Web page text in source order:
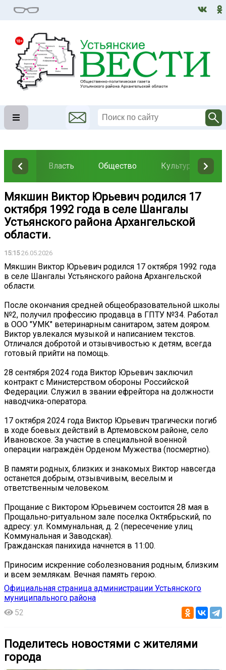
Власть Общество Культура
Мякшин Виктор Юрьевич родился 17
октября 1992 года в селе Шангалы
Устьянского района Архангельской
области.
15:1526.05.2026
Мякшин Виктор Юрьевич родился 17 октября 1992 года
в селе Шангалы Устьянского района Архангельской
области.
После окончания средней общеобразовательной школы
№2, получил профессию продавца в ГПТУ №34. Работал
в ООО "УМК" ветеринарным санитаром, затем дояром.
Виктор увлекался музыкой и написанием текстов.
Отличался добротой и отзывчивостью к детям, всегда
готовый прийти на помощь.
28 сентября 2024 года Виктор Юрьевич заключил
контракт с Министерством обороны Российской
Федерации. Служил в звании ефрейтора на должности
наводчика-оператора.
17 октября 2024 года Виктор Юрьевич трагически погиб
в ходе боевых действий в Артемовском районе, село
Ивановское. За участие в специальной военной
операции награждён Орденом Мужества (посмертно).
В памяти родных, близких и знакомых Виктор навсегда
останется добрым, отзывчивым, веселым и
ответственным человеком.
Прощание с Виктором Юрьевичем состоится 28 мая в
Прощально-ритуальном зале поселка Октябрьский, по
адресу: ул. Коммунальная, д. 2 (пересечение улиц
Коммунальная и Заводская).
Гражданская панихида начнется в 11:00.
Приносим искренние соболезнования родным, близким
и всем землякам. Вечная память герою.
Официальная страница администрации Устьянского
муниципального района
52
Поделитесь новостями с жителями
города